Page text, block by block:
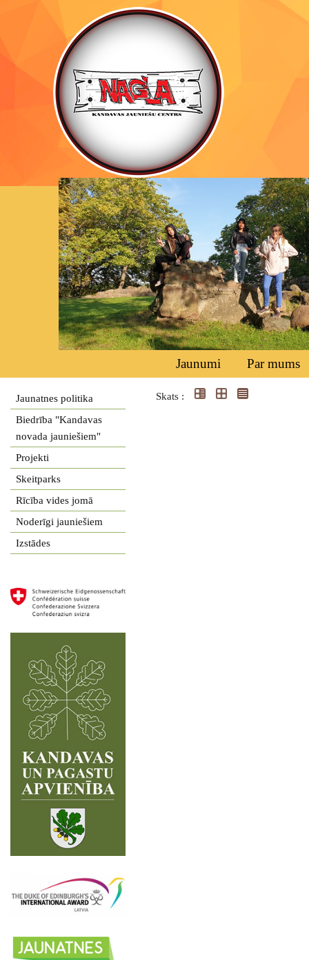
Jaunumi Par mums
Jaunatnes politika
Biedrība "Kandavas
novada jauniešiem"
Projekti
Skeitparks
Rīcība vides jomā
Noderīgi jauniešiem
Izstādes
Skats :